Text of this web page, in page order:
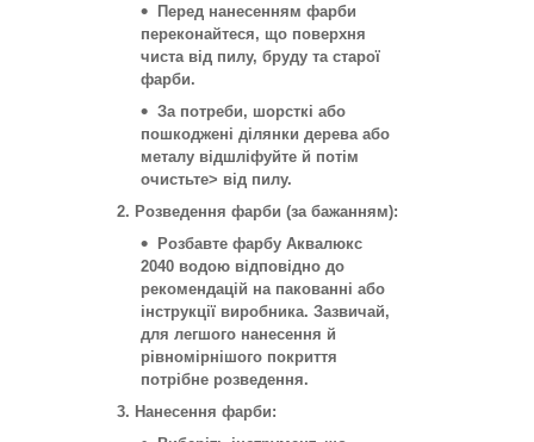
Перед нанесенням фарби
переконайтеся, що поверхня
чиста від пилу, бруду та старої
фарби.
За потреби, шорсткі або
пошкоджені ділянки дерева або
металу відшліфуйте й потім
очистьте> від пилу.
2. Розведення фарби (за бажанням):
Розбавте фарбу Аквалюкс
2040 водою відповідно до
рекомендацій на пакованні або
інструкції виробника. Зазвичай,
для легшого нанесення й
рівномірнішого покриття
потрібне розведення.
3. Нанесення фарби: